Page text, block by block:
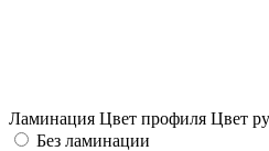
Ламинация Цвет профиля Цвет
Без ламинации